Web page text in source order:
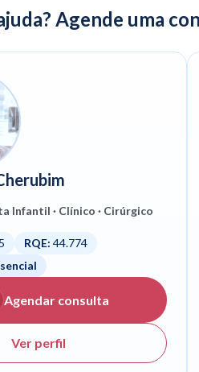
Agende uma
Infantil · Clínico · Cirúrgico
RQE: 44.774
Agendar consulta
Ver perfil do Dr. André Cherubim